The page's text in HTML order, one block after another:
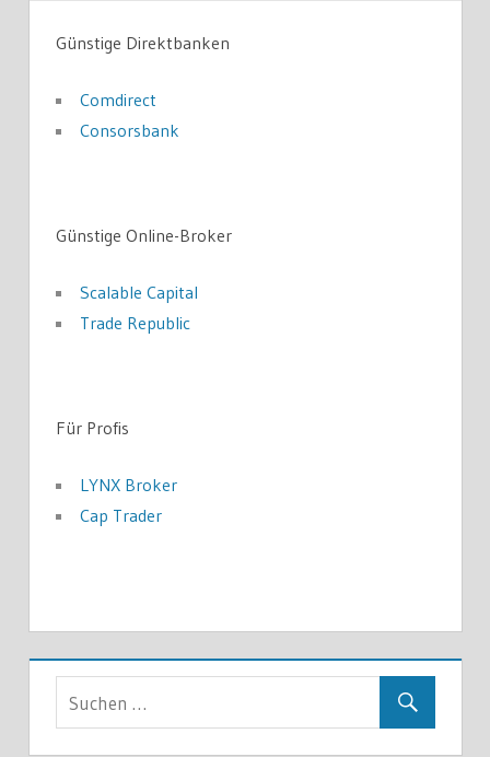
Günstige Direktbanken
Comdirect
Consorsbank
Günstige Online-Broker
Scalable Capital
Trade Republic
Für Profis
LYNX Broker
Cap Trader